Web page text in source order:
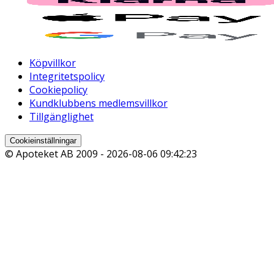
Köpvillkor
Integritetspolicy
Cookiepolicy
Kundklubbens medlemsvillkor
Tillgänglighet
Cookieinställningar
© Apoteket AB 2009 - 2026-08-06 09:42:23